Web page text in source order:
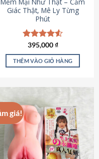
Mềm Mại Như Thật – Cảm
Giác Thật, Mê Ly Từng
Phút
Được xếp
hạng4.53
5 sao
395,000₫
THÊM VÀO GIỎ HÀNG
giá!